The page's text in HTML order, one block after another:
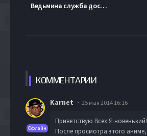
Ведьмина служба доставки (1989)
КОММЕНТАРИИ
Офлайн
Karnet 25 мая 2014 16:16
Приветствую Всех Я новенький!
После просмотра этого аниме,